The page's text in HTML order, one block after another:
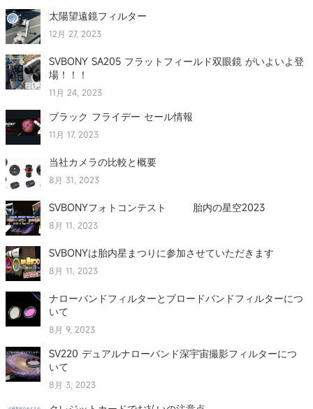
太陽望遠鏡フィルター
12月 27, 2023
SVBONY SA205 フラットフィールド双眼鏡 がいよいよ登
場！！！
11月 24, 2023
ブラック フライデー セール情報
11月 17, 2023
当社カメラの比較と概要
8月 31, 2023
SVBONYフォトコンテスト 胎内の星空2023
8月 11, 2023
SVBONYは胎内星まつりに参加させていただきます
8月 11, 2023
ナローバンドフィルターとブロードバンドフィルターにつ
いて
8月 9, 2023
SV220 デュアルナローバンド深宇宙撮影フィルターにつ
いて
8月 3, 2023